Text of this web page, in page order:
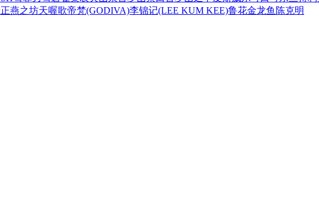
燕之坊天喔歌帝梵(GODIVA)李锦记(LEE KUM KEE)鲁花金龙鱼 陈克明